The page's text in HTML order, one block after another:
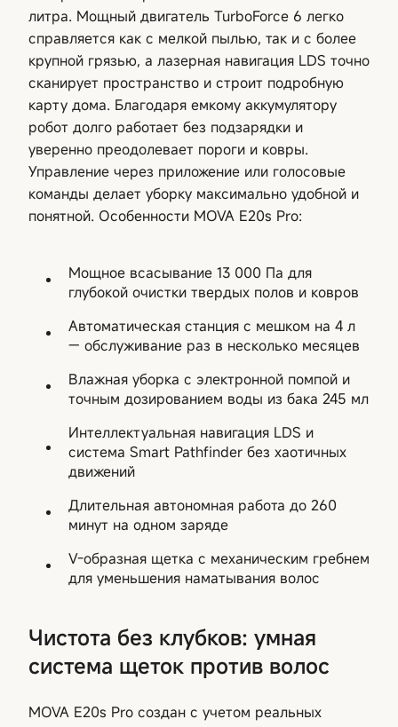
литра. Мощный двигатель TurboForce 6 легко
справляется как с мелкой пылью, так и с более
крупной грязью, а лазерная навигация LDS точно
сканирует пространство и строит подробную
карту дома. Благодаря емкому аккумулятору
робот долго работает без подзарядки и
уверенно преодолевает пороги и ковры.
Управление через приложение или голосовые
команды делает уборку максимально удобной и
понятной. Особенности MOVA E20s Pro:
Мощное всасывание 13 000 Па для
глубокой очистки твердых полов и ковров
Автоматическая станция с мешком на 4 л
— обслуживание раз в несколько месяцев
Влажная уборка с электронной помпой и
точным дозированием воды из бака 245 мл
Интеллектуальная навигация LDS и
система Smart Pathfinder без хаотичных
движений
Длительная автономная работа до 260
минут на одном заряде
V-образная щетка с механическим гребнем
для уменьшения наматывания волос
Чистота без клубков: умная
система щеток против волос
MOVA E20s Pro создан с учетом реальных